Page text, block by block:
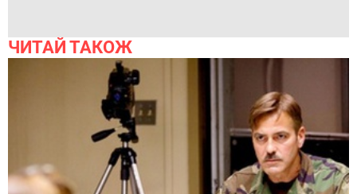
ЧИТАЙ ТАКОЖ